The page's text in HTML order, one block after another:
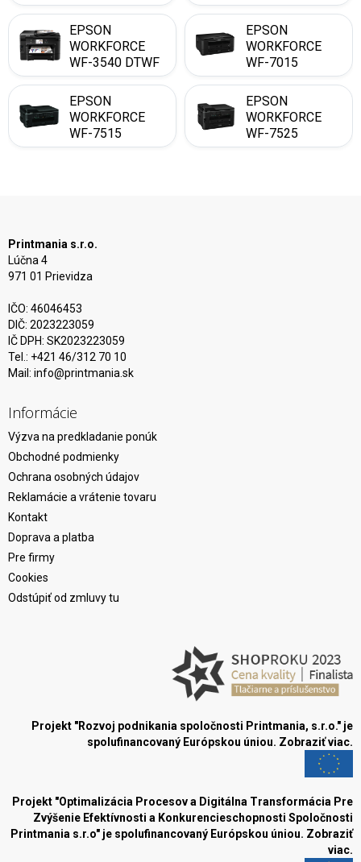
EPSON
WORKFORCE
WF-3540 DTWF
EPSON
WORKFORCE
WF-7015
EPSON
WORKFORCE
WF-7515
EPSON
WORKFORCE
WF-7525
Printmania s.r.o.
Lúčna 4
971 01 Prievidza
IČO: 46046453
DIČ: 2023223059
IČ DPH: SK2023223059
Tel.: +421 46/312 70 10
Mail: info@printmania.sk
Informácie
Výzva na predkladanie ponúk
Obchodné podmienky
Ochrana osobných údajov
Reklamácie a vrátenie tovaru
Kontakt
Doprava a platba
Pre firmy
Cookies
Odstúpiť od zmluvy tu
Projekt "Rozvoj podnikania spoločnosti Printmania, s.r.o." je
spolufinancovaný Európskou úniou. Zobraziť viac.
Projekt "Optimalizácia Procesov a Digitálna Transformácia Pre
Zvýšenie Efektívnosti a Konkurencieschopnosti Spoločnosti
Printmania s.r.o" je spolufinancovaný Európskou úniou. Zobraziť
viac.